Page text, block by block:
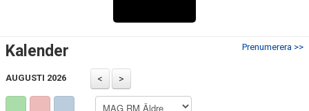
BILDGALLERI
Prenumerera >>
Kalender
AUGUSTI 2026